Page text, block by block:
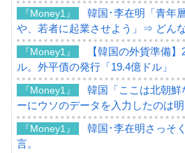
『Money1』
韓国･李在明「青年
や、若者に起業させよう」⇒ どん
『Money1』
【韓国の外貨準備
ル。外平債の発行「19.4億ドル」
『Money1』
韓国「ここは北朝
ーにウソのデータを入力したのは明
『Money1』
韓国･李在明さっそ
言。